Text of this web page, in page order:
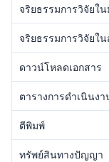
จริยธรรมการวิจัยใ
จริยธรรมการวิจัยใ
ดาวน์โหลดเอกสาร
ตารางการดำเนินง
ตีพิมพ์
ทรัพย์สินทางปัญญา